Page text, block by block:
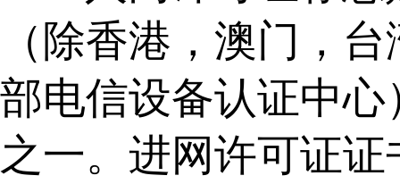
（除香港，澳门，
部电信设备认证中
之一。进网许可证